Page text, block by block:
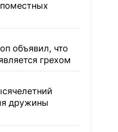
объявил, что
грехом
дружины